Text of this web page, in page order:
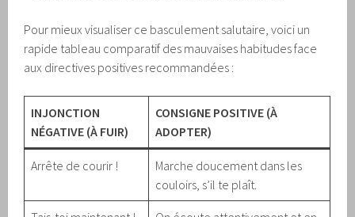
Pour mieux visualiser ce basculement salutaire, voici un
rapide tableau comparatif des mauvaises habitudes face
aux directives positives recommandées :
INJONCTION
NÉGATIVE (À FUIR)
CONSIGNE POSITIVE (À
ADOPTER)
Arrête de courir !
Marche doucement dans les
couloirs, s’il te plaît.